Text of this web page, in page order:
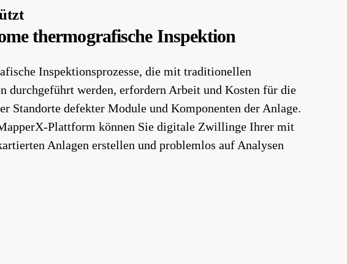
thermografische Inspektion
Inspektionsprozesse, die mit traditionellen
durchgeführt werden, erfordern Arbeit und Kosten für die
Standorte defekter Module und Komponenten der Anlage.
Plattform können Sie digitale Zwillinge Ihrer mit
Anlagen erstellen und problemlos auf Analysen